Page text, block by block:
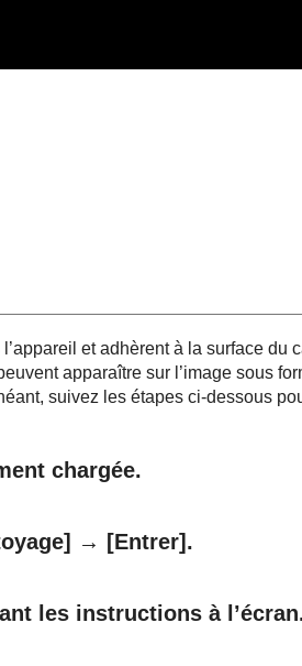
et adhèrent à la surface du
apparaître sur l’image sous
suivez les étapes ci-dessous
chargée.
→ [Entrer] .
les instructions à